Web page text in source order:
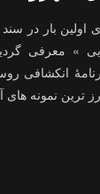
اولین بار در سند
» معرفی
سالۀ برنامۀ
ترین نمونه